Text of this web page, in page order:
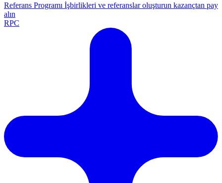
Referans Programı İşbirlikleri ve referanslar oluşturun kazançtan pay
alın
RPC